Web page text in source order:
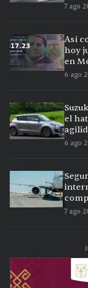
7 ago
Así
hoy
en
6 ago
el
6 ago
7 ago